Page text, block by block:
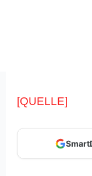
[QUELLE]